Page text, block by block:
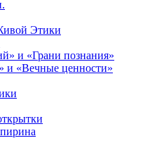
Этики
и «Грани познания»
и «Вечные ценности»